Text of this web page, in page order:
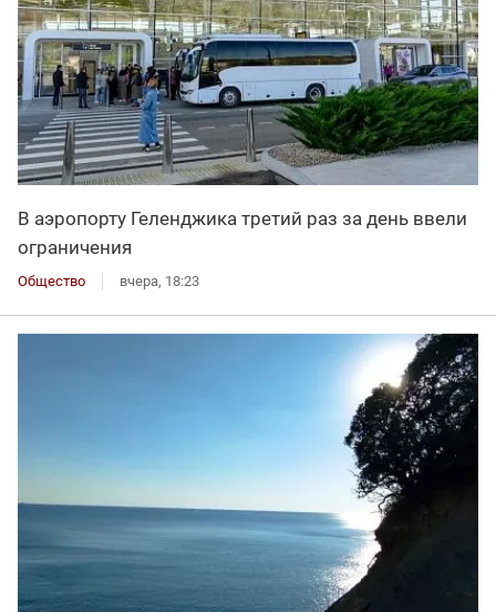
В аэропорту Геленджика третий раз за день ввели
ограничения
Общество вчера, 18:23